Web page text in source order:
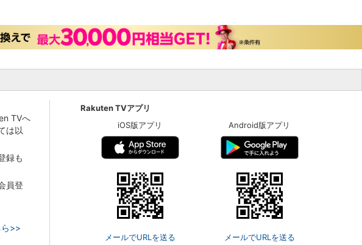
TVへ
は以
録も
員登
>>
Rakuten TVアプリ
iOS版アプリ
メールでURLを送る
Android版アプリ
メールでURLを送る